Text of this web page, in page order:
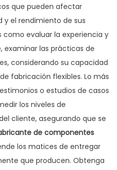
que pueden afectar
el rendimiento de sus
evaluar la experiencia y
examinar las prácticas de
considerando su capacidad
fabricación flexibles. Lo más
o estudios de casos
los niveles de
cliente, asegurando que se
de componentes
los matices de entregar
que producen. Obtenga